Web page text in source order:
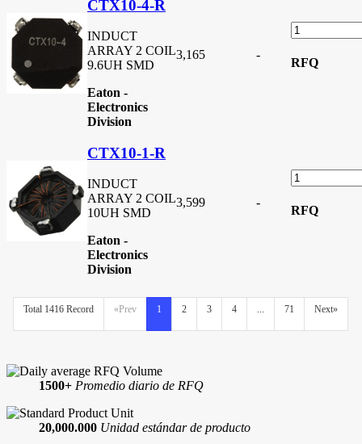
CTX10-4-R
INDUCT
ARRAY 2 COIL
9.6UH SMD
Eaton -
Electronics
Division
3,165 -
RFQ
CTX10-1-R
INDUCT
ARRAY 2 COIL
10UH SMD
Eaton -
Electronics
Division
3,599 -
RFQ
Total 1416 Record «Prev 1 2 3 4 ... 71 Next»
1500+ Promedio diario de RFQ
20,000.000 Unidad estándar de producto